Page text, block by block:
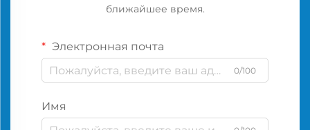
ближайшее время.
Электронная почта
0/100
Имя